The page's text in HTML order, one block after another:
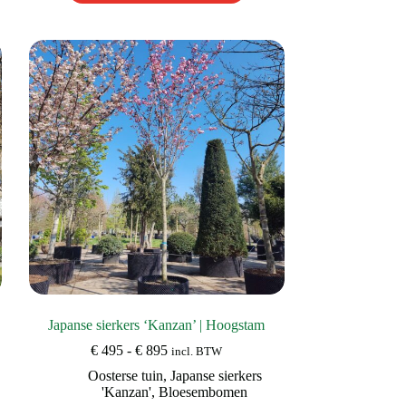
heeft
Deze
optie
kan
gekozen
worden
op
de
productpagina
Japanse sierkers ‘Kanzan’ | Hoogstam
€ 495 - € 895Prijsklasse:
tot
€ 895
incl. BTW
Oosterse tuin, Japanse sierkers
'Kanzan',Bloesembomen